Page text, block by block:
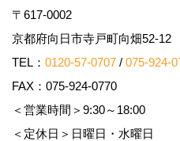
〒617-0002
京都府向日市寺戸町向畑52-12
TEL： 0120-57-0707 / 075-924-
FAX：075-924-0770
＜営業時間＞9:30～18:00
＜定休日＞日曜日・水曜日